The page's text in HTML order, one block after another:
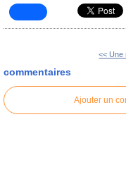
<< Une
commentaires
Ajouter un